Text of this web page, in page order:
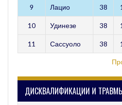
9 Лацио 38
10 Удинезе 38
11 Сассуоло 38
ДИСКВАЛИФИКАЦИИ И